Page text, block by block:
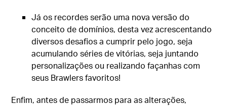
Já os recordes serão uma nova versão do
conceito de domínios, desta vez acrescentando
diversos desafios a cumprir pelo jogo, seja
acumulando séries de vitórias, seja juntando
personalizações ou realizando façanhas com
seus Brawlers favoritos!
Enfim, antes de passarmos para as alterações,